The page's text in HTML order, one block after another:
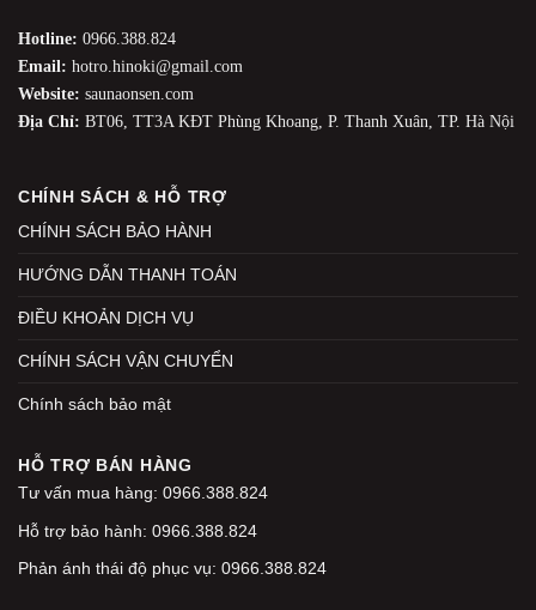
Hotline: 0966.388.824
Email: hotro.hinoki@gmail.com
Website: saunaonsen.com
Địa Chỉ: BT06, TT3A KĐT Phùng Khoang, P. Thanh Xuân, TP. Hà Nội
CHÍNH SÁCH & HỖ TRỢ
CHÍNH SÁCH BẢO HÀNH
HƯỚNG DẪN THANH TOÁN
ĐIỀU KHOẢN DỊCH VỤ
CHÍNH SÁCH VẬN CHUYỂN
Chính sách bảo mật
HỖ TRỢ BÁN HÀNG
Tư vấn mua hàng: 0966.388.824
Hỗ trợ bảo hành: 0966.388.824
Phản ánh thái độ phục vụ: 0966.388.824